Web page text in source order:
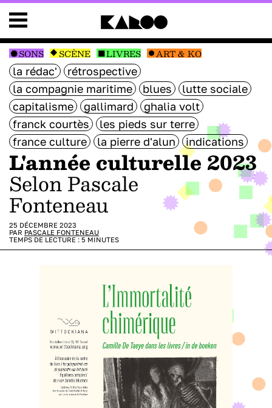
SONS SCÈNE LIVRES ART & KO
la rédac'
rétrospective
la compagnie maritime
blues
lutte sociale
capitalisme
gallimard
ghalia volt
franck courtès
les pieds sur terre
france culture
la pierre d'alun indications
L'année culturelle 2023
selon Pascale
Fonteneau
25 DÉCEMBRE 2023
PAR PASCALE FONTENEAU
TEMPS DE LECTURE : 5 MINUTES